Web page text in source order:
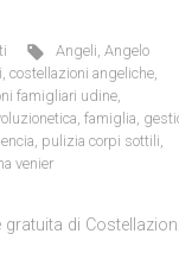
Angeli,Angelo
, costellazioni angeliche,
famigliari udine,
, famiglia,
, pulizia corpi sottili,
venier
gratuita di Costellazioni